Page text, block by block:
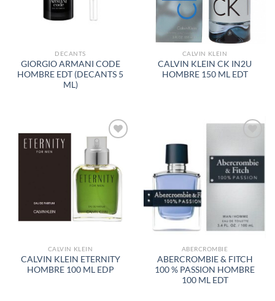
DECANTS
GIORGIO ARMANI CODE
HOMBRE EDT (DECANTS 5
ML)
CALVIN KLEIN
CALVIN KLEIN CK IN2U
HOMBRE 150 ML EDT
AÑADIR
LISTA
DE
CALVIN KLEIN
CALVIN KLEIN ETERNITY
HOMBRE 100 ML EDP
LISTA
DE
ABERCROMBIE
ABERCROMBIE & FITCH
100 % PASSION HOMBRE
100 ML EDT